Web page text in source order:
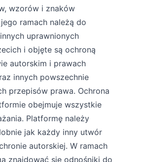
wzorów i znaków
ramach należą do
uprawnionych
i objęte są ochroną
autorskim i prawach
innych powszechnie
przepisów prawa. Ochrona
obejmuje wszystkie
Platformę należy
jak każdy inny utwór
autorskiej. W ramach
znajdować się odnośniki do